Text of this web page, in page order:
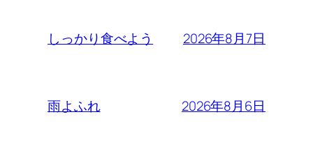
しっかり食べよう 2026年8月7日
雨よふれ 2026年8月6日